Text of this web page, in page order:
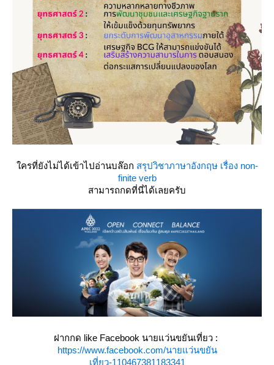
ครที่ยังไม่ได้เข้าไปอ่านบล๊อก สรุปวิชาภาษาอังกฤษ เรื่อง non-
finite verb
สามารถกดที่นี่ได้เลยครับ
ฝากกด like Facebook นายแว่นขยันเที่ยว :
https://www.facebook.com/นายแว่นขยัน
เที่ยว-110467381183341